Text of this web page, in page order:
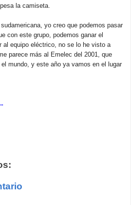
la camiseta.
yo creo que podemos pasar
con este grupo, podemos ganar el
al equipo eléctrico, no se lo he visto a
parece más al Emelec del 2001, que
mundo, y este año ya vamos en el lugar